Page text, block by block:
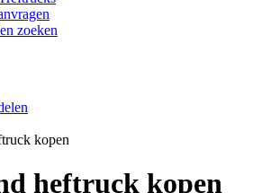
zoeken
kopen
heftruck kopen